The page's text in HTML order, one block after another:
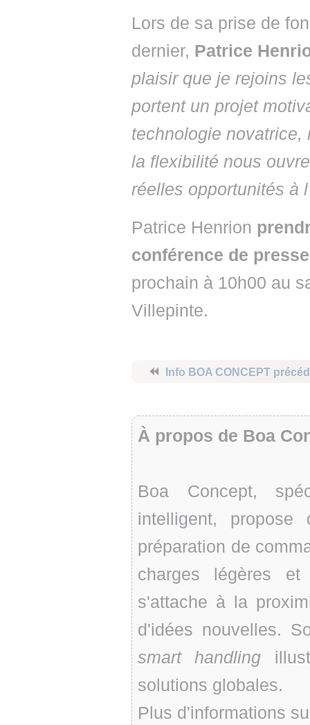
Lors de sa prise de
dernier, Patrice
plaisir que je rejoins
portent un projet
technologie novatrice,
la flexibilité nous
réelles opportunités à
Patrice Henrion
conférence de presse
prochain à 10h00 au
Villepinte.
⏪ Info BOA CONCEPT
À propos de Boa
Boa Concept,
intelligent,
préparation de
charges légères et
s'attache à la
d'idées nouvelles.
smart handling
solutions globales.
Plus d'informations